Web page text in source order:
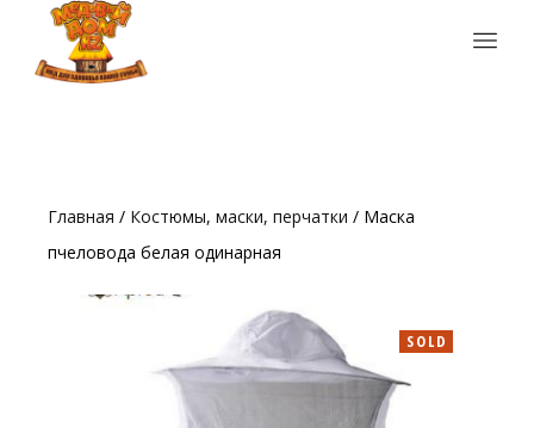
Главная / Костюмы, маски, перчатки / Маска
пчеловода белая одинарная
SOLD